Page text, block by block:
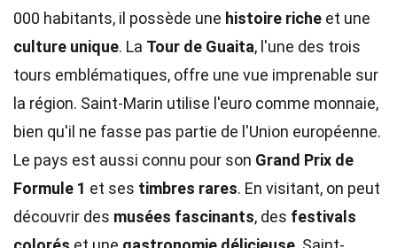
000 habitants, il possède une histoire riche et une
culture unique. La Tour de Guaita, l'une des trois
tours emblématiques, offre une vue imprenable sur
la région. Saint-Marin utilise l'euro comme monnaie,
bien qu'il ne fasse pas partie de l'Union européenne.
Le pays est aussi connu pour son Grand Prix de
Formule 1 et ses timbres rares. En visitant, on peut
découvrir des musées fascinants, des festivals